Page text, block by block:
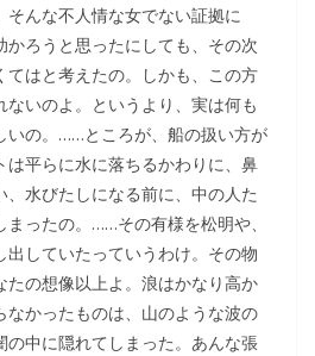
んな不人情な女でない証拠に
かろうと思ったにしても、その次
てはと考えたの。しかも、この方
ないのよ。というより、実は何も
いの。……ところが、船の扱い方が
は平らに水に落ちるかわりに、鼻
、水びたしになる前に、中の人た
ったの。……その有様を松明や、
していたっていうわけ。その物
たの想像以上よ。浪はかなり高か
なかったものは、山のような波の
の中に隠れてしまった。あんな張